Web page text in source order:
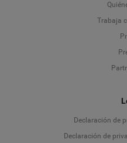
Trabaja
Declaración de
Declaración de